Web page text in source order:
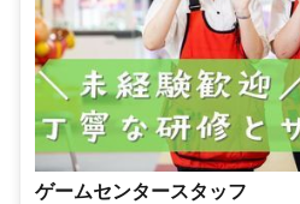
ゲームセンタースタッフ